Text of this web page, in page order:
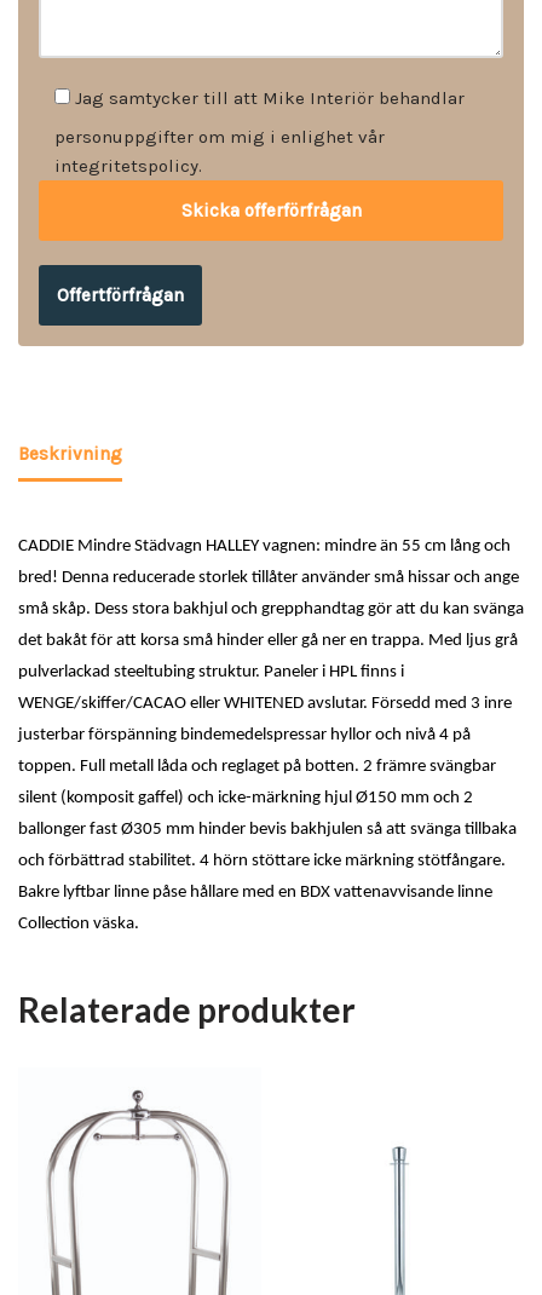
Jag samtycker till att Mike Interiör behandlar
personuppgifter om mig i enlighet vår
integritetspolicy.
Offertförfrågan
Beskrivning
CADDIE Mindre Städvagn HALLEY vagnen: mindre än 55 cm lång och
bred! Denna reducerade storlek tillåter använder små hissar och ange
små skåp. Dess stora bakhjul och grepphandtag gör att du kan svänga
det bakåt för att korsa små hinder eller gå ner en trappa. Med ljus grå
pulverlackad steeltubing struktur. Paneler i HPL finns i
WENGE/skiffer/CACAO eller WHITENED avslutar. Försedd med 3 inre
justerbar förspänning bindemedelspressar hyllor och nivå 4 på
toppen. Full metall låda och reglaget på botten. 2 främre svängbar
silent (komposit gaffel) och icke-märkning hjul Ø150 mm och 2
ballonger fast Ø305 mm hinder bevis bakhjulen så att svänga tillbaka
och förbättrad stabilitet. 4 hörn stöttare icke märkning stötfångare.
Bakre lyftbar linne påse hållare med en BDX vattenavvisande linne
Collection väska.
Relaterade produkter